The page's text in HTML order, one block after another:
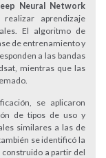
Neural Network
aprendizaje
El algoritmo de
de entrenamiento y
a las bandas
mientras que las
se aplicaron
de tipos de uso y
similares a las de
se identificó la
a partir del